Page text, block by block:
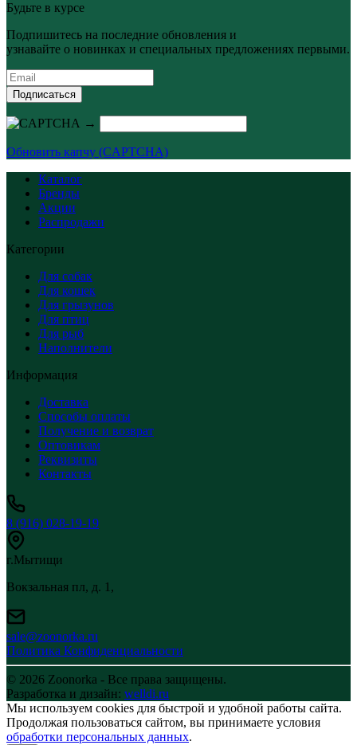
Будьте в курсе
Подпишитесь на последние обновления и
узнавайте о новинках и специальных предложениях первыми.
Подписаться
→
Обновить капчу (CAPTCHA)
Каталог
Бренды
Акции
Распродажи
Категории
Для собак
Для кошек
Для грызунов
Для птиц
Для рыб
Наполнители
Информация
Доставка
Способы оплаты
Получение и возврат
Оптовикам
Реквизиты
Контакты
8 (916) 028-19-19
г.Мытищи
Вокзальная пл, д. 1,
sale@zoonorka.ru
Политика Конфиденциальности
© 2026 Zoonorka - Все права защищены.
Разработка и дизайн: welldi.ru
Мы используем cookies для быстрой и удобной работы сайта.
Продолжая пользоваться сайтом, вы принимаете условия
обработки персональных данных.